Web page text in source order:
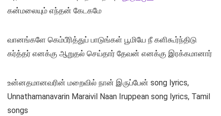
கன்மலையும் எந்தன் கேடகமே
வானங்களே கெம்பீரித்துப் பாடுங்கள் பூமியே நீ களிகூர்ந்திடு
கர்த்தர் எனக்கு ஆறுதல் செய்தார் தேவன் எனக்கு இரக்கமானார்
உன்னதமானவரின் மறைவில் நான் இருப்பேன் song lyrics,
Unnathamanavarin Maraivil Naan Iruppean song lyrics, Tamil
songs